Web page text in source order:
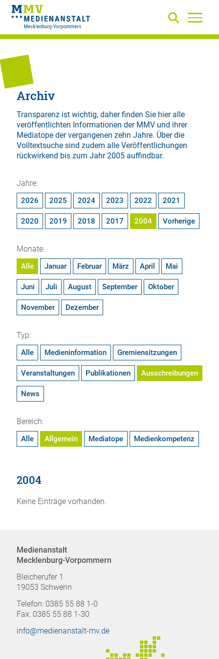
Archiv
Transparenz ist wichtig, daher finden Sie hier alle
veröffentlichten Informationen der MMV und ihrer
Mediatope der vergangenen zehn Jahre. Über die
Volltextsuchesind zudem alle Veröffentlichungen
rückwirkend bis zum Jahr 2005 auffindbar.
Jahre:
2026 2025 2024 2023 2022 2021
2020 2019 2018 2017 2004 Vorherige
Monate:
Alle Januar Februar März April Mai
Juni Juli August September Oktober
November Dezember
Typ:
Alle Medieninformation Gremiensitzungen
Veranstaltungen Publikationen Ausschreibungen
News
Bereich:
Alle Allgemein Mediatope Medienkompetenz
2004
Keine Einträge vorhanden.
Medienanstalt
Mecklenburg-Vorpommern
Bleicherufer 1
19053 Schwerin
Telefon: 0385 55 88 1-0
Fax: 0385 55 88 1-30
info@medienanstalt-mv.de